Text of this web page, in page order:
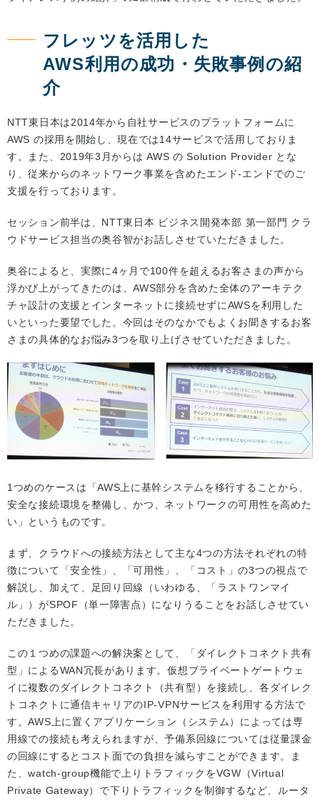
フレッツを活用した
AWS利用の成功・失敗事例の紹
介
NTT東日本は2014年から自社サービスのプラットフォームに
AWS の採用を開始し、現在では14サービスで活用しておりま
す。また、2019年3月からは AWS の Solution Provider とな
り、従来からのネットワーク事業を含めたエンド-エンドでのご
支援を行っております。
セッション前半は、NTT東日本 ビジネス開発本部 第一部門 クラ
ウドサービス担当の奥谷智がお話しさせていただきました。
奥谷によると、実際に4ヶ月で100件を超えるお客さまの声から
浮かび上がってきたのは、AWS部分を含めた全体のアーキテク
チャ設計の支援とインターネットに接続せずにAWSを利用した
いといった要望でした。今回はそのなかでもよくお聞きするお客
さまの具体的なお悩み3つを取り上げさせていただきました。
1つめのケースは「AWS上に基幹システムを移行することから、
安全な接続環境を整備し、かつ、ネットワークの可用性を高めた
い」というものです。
まず、クラウドへの接続方法として主な4つの方法それぞれの特
徴について「安全性」、「可用性」、「コスト」の3つの視点で
解説し、加えて、足回り回線（いわゆる、「ラストワンマイ
ル」）がSPOF（単一障害点）になりうることをお話しさせてい
ただきました。
この１つめの課題への解決案として、「ダイレクトコネクト共有
型」によるWAN冗長があります。仮想プライベートゲートウェ
イに複数のダイレクトコネクト（共有型）を接続し、各ダイレク
トコネクトに通信キャリアのIP-VPNサービスを利用する方法で
す。AWS上に置くアプリケーション（システム）によっては専
用線での接続も考えられますが、予備系回線については従量課金
の回線にするとコスト面での負担を減らすことができます。ま
た、watch-group機能で上りトラフィックをVGW（Virtual
Private Gateway）で下りトラフィックを制御するなど、ルータ